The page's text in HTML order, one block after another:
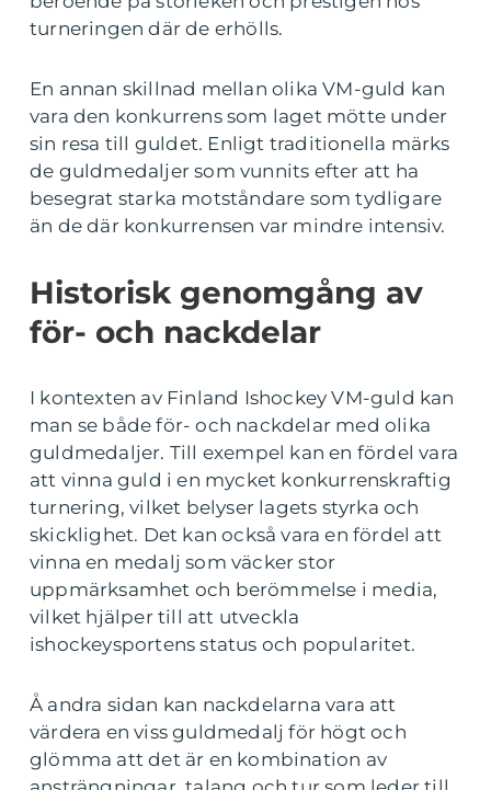
turneringen där de erhölls.
En annan skillnad mellan olika VM-guld kan
vara den konkurrens som laget mötte under
sin resa till guldet. Enligt traditionella märks
de guldmedaljer som vunnits efter att ha
besegrat starka motståndare som tydligare
än de där konkurrensen var mindre intensiv.
Historisk genomgång av
för- och nackdelar
I kontexten av Finland Ishockey VM-guld kan
man se både för- och nackdelar med olika
guldmedaljer. Till exempel kan en fördel vara
att vinna guld i en mycket konkurrenskraftig
turnering, vilket belyser lagets styrka och
skicklighet. Det kan också vara en fördel att
vinna en medalj som väcker stor
uppmärksamhet och berömmelse i media,
vilket hjälper till att utveckla
ishockeysportens status och popularitet.
Å andra sidan kan nackdelarna vara att
värdera en viss guldmedalj för högt och
glömma att det är en kombination av